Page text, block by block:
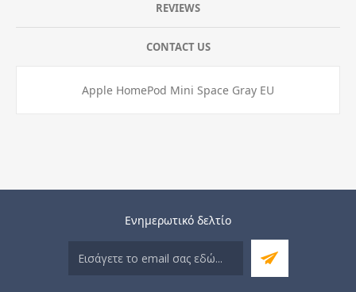
REVIEWS
CONTACT US
Apple HomePod Mini Space Gray EU
Ενημερωτικό δελτίο